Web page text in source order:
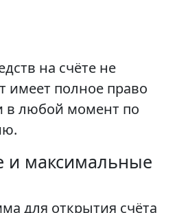
на счёте не
имеет полное право
в любой момент по
максимальные
для открытия счёта